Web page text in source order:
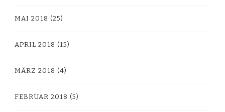
MAI 2018 (25)
APRIL 2018 (15)
MÄRZ 2018 (4)
FEBRUAR 2018 (5)